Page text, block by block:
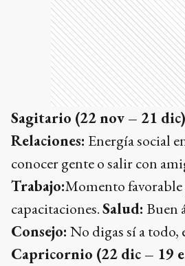
Sagitario (22 nov – 21 dic)
Relaciones: Energía social
conocer gente o salir con
Trabajo:Momento favorable
capacitaciones.Salud: Buen
Consejo: No digas sí a todo,
Capricornio (22 dic – 19